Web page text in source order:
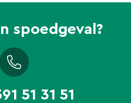
spoedgeval?
51 31 51